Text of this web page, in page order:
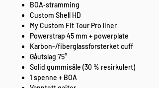
BOA‑stramming
Custom Shell HD
My Custom Fit Tour Pro liner
Powerstrap 45 mm + powerplate
Karbon-/fiberglassforsterket cuff
Gåutslag 75°
Solid gummisåle (30 % resirkulert)
1 spenne + BOA